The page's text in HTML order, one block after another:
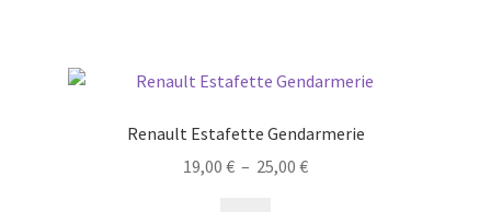
Renault Estafette Gendarmerie
19,00 € – 25,00 €